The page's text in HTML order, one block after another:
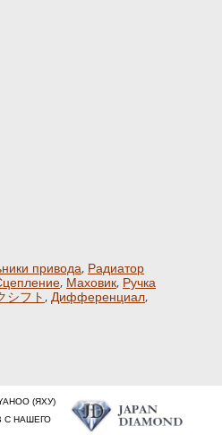
привода, Радиатор
, Маховик, Ручка
シフト, Дифференциал,
(ЯХУ)
С НАШЕГО